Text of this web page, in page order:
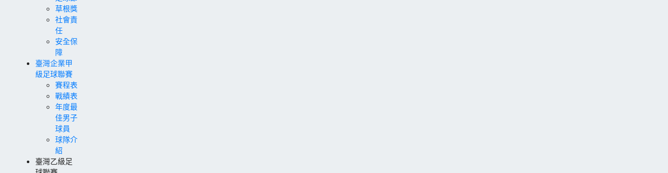
草根獎
社會責
任
安全保
障
臺灣企業甲
級足球聯賽
賽程表
戰績表
年度最
佳男子
球員
球隊介
紹
臺灣乙級足